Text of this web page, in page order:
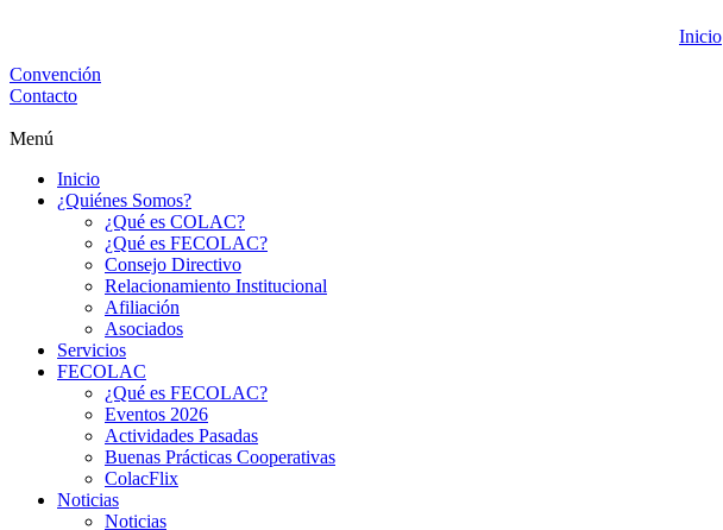
Inicio
Convención
Contacto
Menú
Inicio
¿Quiénes Somos?
¿Qué es COLAC?
¿Qué es FECOLAC?
Consejo Directivo
Relacionamiento Institucional
Afiliación
Asociados
Servicios
FECOLAC
¿Qué es FECOLAC?
Eventos 2026
Actividades Pasadas
Buenas Prácticas Cooperativas
ColacFlix
Noticias
Noticias